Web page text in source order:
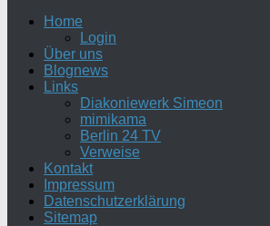
Home
Login
Über uns
Blognews
Links
Diakoniewerk Simeon
mimikama
Berlin 24 TV
Verweise
Kontakt
Impressum
Datenschutzerklärung
Sitemap